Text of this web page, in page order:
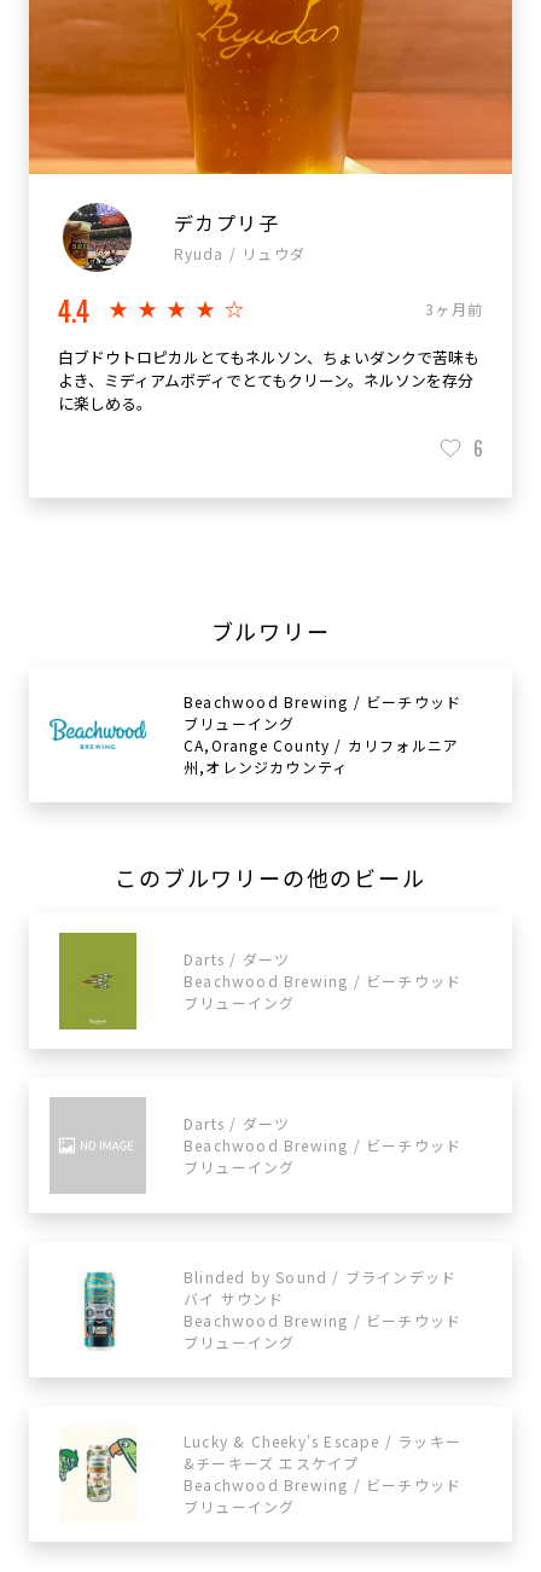
デカプリ子
Ryuda / リュウダ
4.4 ★★★★☆ 3ヶ月前
白ブドウトロピカルとてもネルソン、ちょいダンクで苦味も
よき、ミディアムボディでとてもクリーン。ネルソンを存分
に楽しめる。
6
ブルワリー
Beachwood Brewing / ビーチウッド
ブリューイング
CA,Orange County / カリフォルニア
州,オレンジカウンティ
このブルワリーの他のビール
Darts / ダーツ
Beachwood Brewing / ビーチウッド
ブリューイング
Darts / ダーツ
Beachwood Brewing / ビーチウッド
ブリューイング
Blinded by Sound / ブラインデッド
バイ サウンド
Beachwood Brewing / ビーチウッド
ブリューイング
Lucky & Cheeky's Escape / ラッキー
&チーキーズ エスケイプ
Beachwood Brewing / ビーチウッド
ブリューイング